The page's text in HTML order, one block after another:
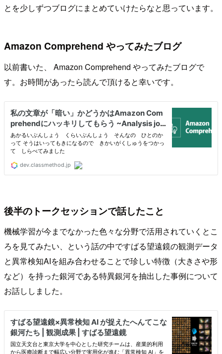
とを少しずつブログにまとめていけたらなと思っています。
Amazon Comprehend やってみたブログ
以前書いた、 Amazon Comprehend やってみたブログで
す。お時間があったら読んで頂けると幸いです。
後半のトークセッションで話したこと
機械学習が今までなかった色々な分野で活用されていくとこ
ろを見てみたい、という話の中ですばる望遠鏡の観測データ
と異常検知AIを組み合わせることで珍しい特徴（大きさや形
など）を持った銀河である特異銀河を抽出した事例について
お話ししました。